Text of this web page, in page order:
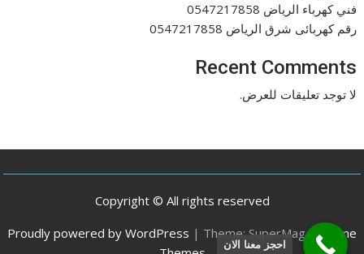
فني كهرباء الرياض 0547217858
رقم كهربائى شرق الرياض 0547217858
Recent Comments
لا توجد تعليقات للعرض.
Copyright © All rights reserved
Proudly powered by WordPress | Theme: SuperMag by
Acme
احجز معنا الان